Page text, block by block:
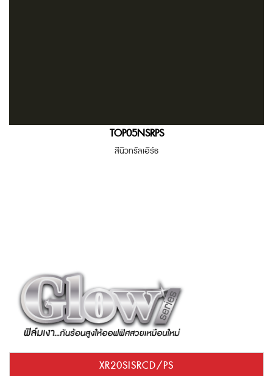
TOP05NSRPS
สีนิวทรัลเอิร์ธ
XR20SISRCD/PS